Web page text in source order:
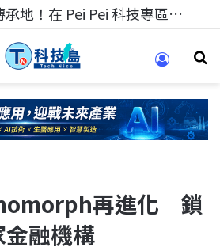
科技人的經驗傳承地！在 Pei Pei 科技專區，與學弟妹交流最硬核的技術
再進化 鎖
融機構